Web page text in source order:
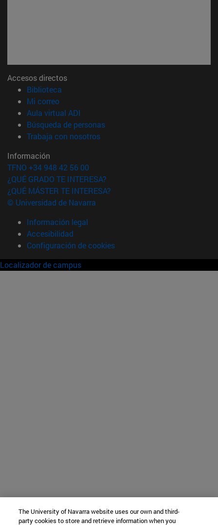
Accesos directos
Biblioteca
Mi correo(abre en nueva ventana)
Aula virtual ADI
Búsqueda de personas(abre en nueva ventana)
Trabaja con nosotros(abre en nueva ventana)
Información
TFNO +34 948 42 56 00
¿QUÉ GRADO TE INTERESA?
¿QUÉ MÁSTER TE INTERESA?
© Universidad de Navarra
Información legal
Accesibilidad
Configuración de cookies
Localizador de campus
The University of Navarra website uses our own and third-
party cookies to store and retrieve information when you